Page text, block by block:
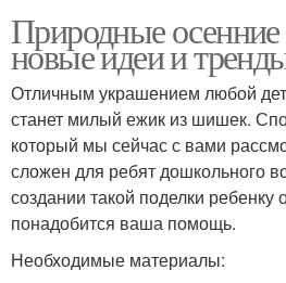
Природные
новые идеи и
Отличным украшением любой
станет милый ежик из шишек.
который мы сейчас с вами
сложен для ребят дошкольного
создании такой поделки ребенку
понадобится ваша помощь.
Необходимые материалы: